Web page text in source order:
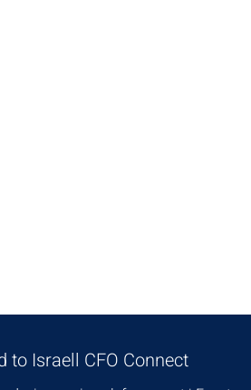
to Israell CFO Connect